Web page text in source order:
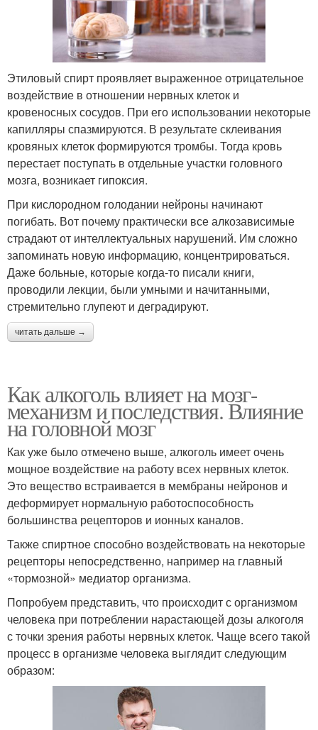
Этиловый спирт проявляет выраженное отрицательное
воздействие в отношении нервных клеток и
кровеносных сосудов. При его использовании некоторые
капилляры спазмируются. В результате склеивания
кровяных клеток формируются тромбы. Тогда кровь
перестает поступать в отдельные участки головного
мозга, возникает гипоксия.
При кислородном голодании нейроны начинают
погибать. Вот почему практически все алкозависимые
страдают от интеллектуальных нарушений. Им сложно
запоминать новую информацию, концентрироваться.
Даже больные, которые когда-то писали книги,
проводили лекции, были умными и начитанными,
стремительно глупеют и деградируют.
читать дальше →
Как алкоголь влияет на мозг-
механизм и последствия. Влияние
на головной мозг
Как уже было отмечено выше, алкоголь имеет очень
мощное воздействие на работу всех нервных клеток.
Это вещество встраивается в мембраны нейронов и
деформирует нормальную работоспособность
большинства рецепторов и ионных каналов.
Также спиртное способно воздействовать на некоторые
рецепторы непосредственно, например на главный
«тормозной» медиатор организма.
Попробуем представить, что происходит с организмом
человека при потреблении нарастающей дозы алкоголя
с точки зрения работы нервных клеток. Чаще всего такой
процесс в организме человека выглядит следующим
образом: